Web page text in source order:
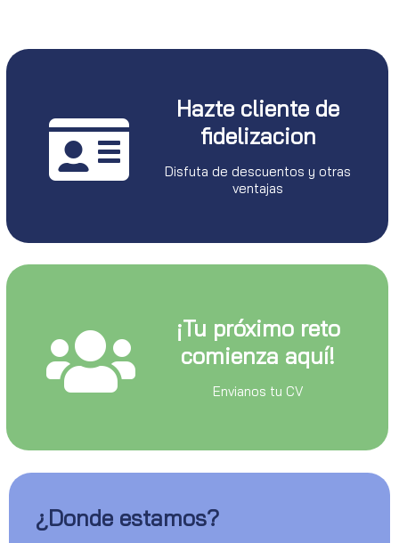
Hazte cliente de
fidelizacion
Disfuta de descuentos y otras
ventajas
¡Tu próximo reto
comienza aquí!
Envianos tu CV
¿Donde estamos?